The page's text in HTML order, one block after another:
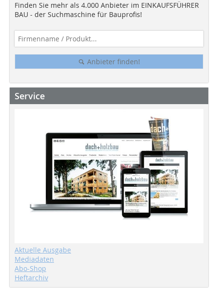
Finden Sie mehr als 4.000 Anbieter im EINKAUFSFÜHRER
BAU - der Suchmaschine für Bauprofis!
Anbieter finden!
Service
Aktuelle Ausgabe
Mediadaten
Abo-Shop
Heftarchiv